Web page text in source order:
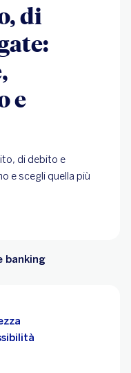
di
e
di debito e
e scegli quella più
banking